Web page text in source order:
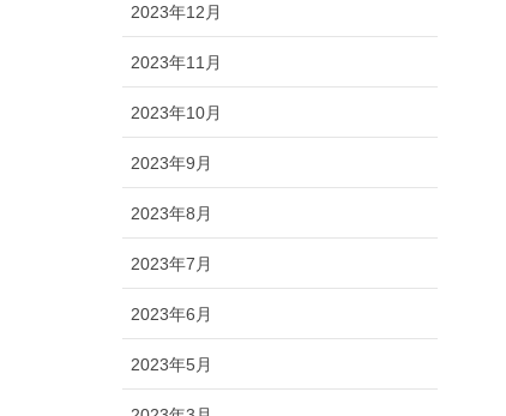
2023年12月
2023年11月
2023年10月
2023年9月
2023年8月
2023年7月
2023年6月
2023年5月